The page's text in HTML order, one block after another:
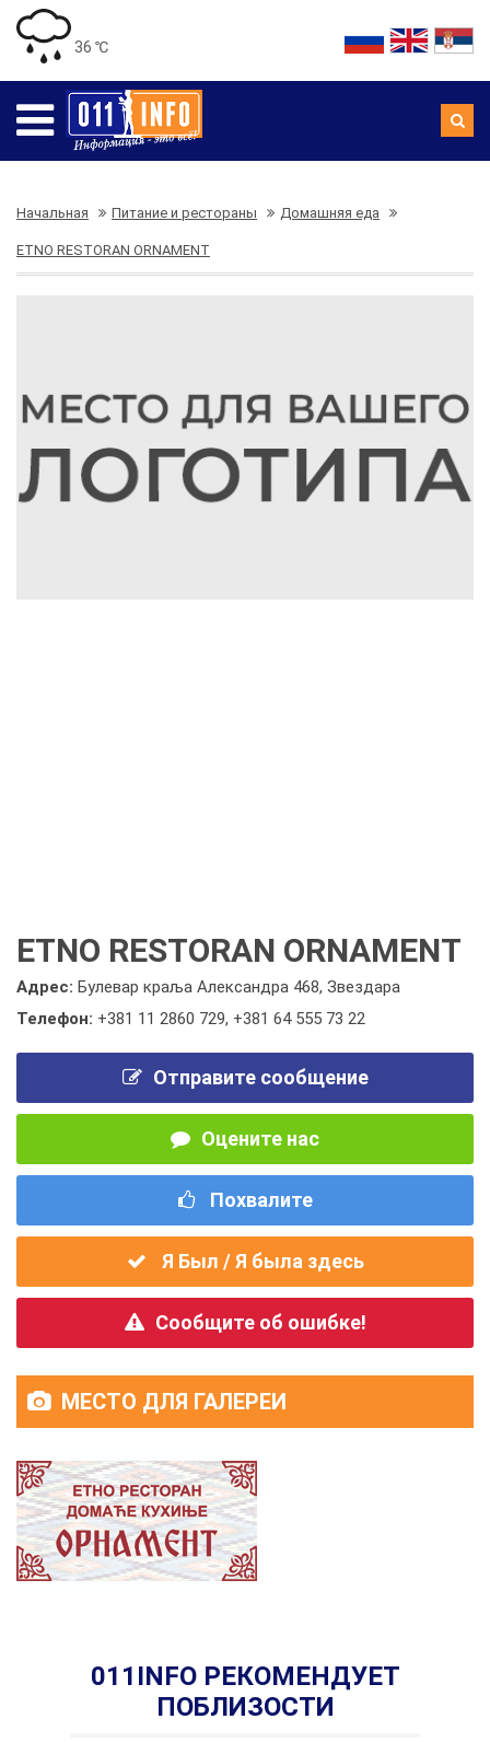
36 ℃
Начальная Питание и рестораны Домашняя еда
ETNO RESTORAN ORNAMENT
ETNO RESTORAN ORNAMENT
Адрес: Булевар краља Александра 468, Звездара
Телефон: +381 11 2860 729, +381 64 555 73 22
Отправите сообщение
Оцените нас
Похвалите
Я Был / Я была здесь
Сообщите об ошибке!
МЕСТО ДЛЯ ГАЛЕРЕИ
011INFO РЕКОМЕНДУЕТ
ПОБЛИЗОСТИ